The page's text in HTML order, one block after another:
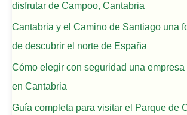
disfrutar de Campoo, Cantabria
Cantabria y el Camino de Santiago una
de descubrir el norte de España
Cómo elegir con seguridad una
en Cantabria
Guía completa para visitar el Parque de